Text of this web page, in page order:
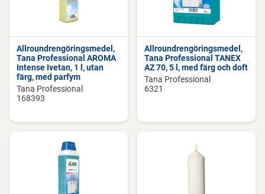
Allroundrengöringsmedel,
Tana Professional AROMA
Intense Ivetan, 1 l, utan
färg, med parfym
Tana Professional
168393
Allroundrengöringsmedel,
Tana Professional TANEX
AZ 70, 5 l, med färg och doft
Tana Professional
6321